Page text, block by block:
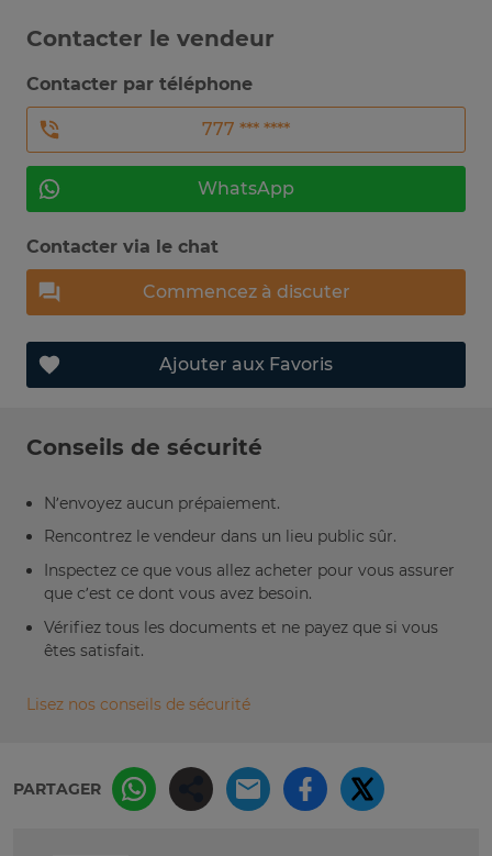
Contacter le vendeur
Contacter par téléphone
777 *** ****
WhatsApp
Contacter via le chat
Commencez à discuter
Ajouter aux Favoris
Conseils de sécurité
N’envoyez aucun prépaiement.
Rencontrez le vendeur dans un lieu public sûr.
Inspectez ce que vous allez acheter pour vous assurer
que c’est ce dont vous avez besoin.
Vérifiez tous les documents et ne payez que si vous
êtes satisfait.
Lisez nos conseils de sécurité
PARTAGER